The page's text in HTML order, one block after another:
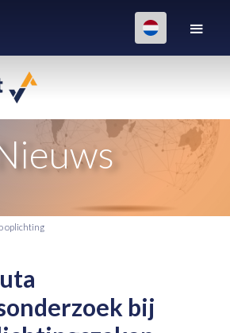
oplichting
bij